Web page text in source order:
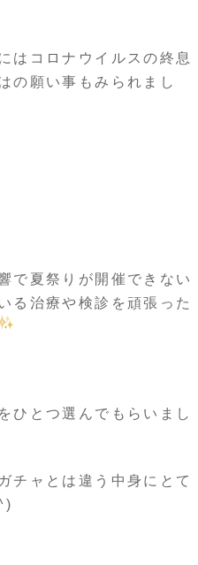
はコロナウイルスの終息
の願い事もみられまし
で夏祭りが開催できない
る治療や検診を頑張った
ひとつ選んでもらいまし
チャとは違う中身にとて